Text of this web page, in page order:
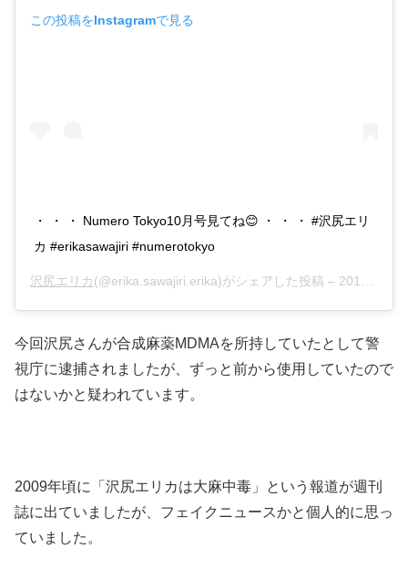
この投稿をInstagramで見る
・ ・ ・ Numero Tokyo10月号見てね😊 ・ ・ ・ #沢尻エリ
カ #erikasawajiri #numerotokyo
沢尻エリカ(@erika.sawajiri.erika)がシェアした投稿 – 2019年 8月月30日午前1時46分PDT
今回沢尻さんが合成麻薬MDMAを所持していたとして警
視庁に逮捕されましたが、ずっと前から使用していたので
はないかと疑われています。
2009年頃に「沢尻エリカは大麻中毒」という報道が週刊
誌に出ていましたが、フェイクニュースかと個人的に思っ
ていました。